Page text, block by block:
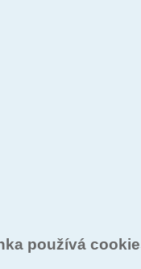
používá